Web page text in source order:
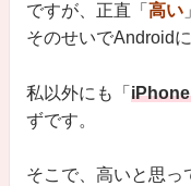
ですが、正直「 高い
そのせいでAndroid
私以外にも「
ずです。
そこで、高いと思っ